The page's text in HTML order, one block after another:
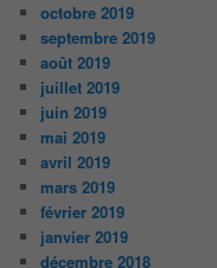
octobre 2019
septembre 2019
août 2019
juillet 2019
juin 2019
mai 2019
avril 2019
mars 2019
février 2019
janvier 2019
décembre 2018